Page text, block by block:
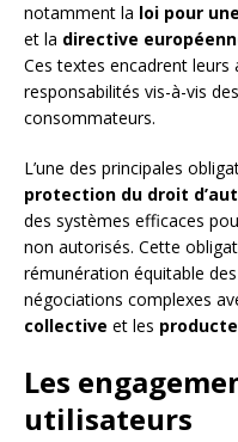
notamment la loi pour
et la directive
Ces textes encadrent
responsabilités vis-à-vis
consommateurs.
L’une des principales
protection du droit
des systèmes efficaces
non autorisés. Cette
rémunération équitable
négociations complexes
collective et les
Les
utilisateurs